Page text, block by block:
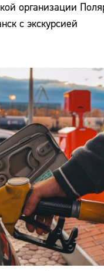
организации
с экскурсией